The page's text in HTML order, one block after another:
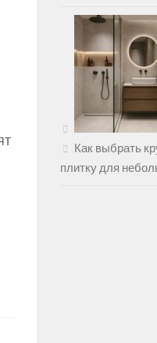
Как выбрать
плитку для